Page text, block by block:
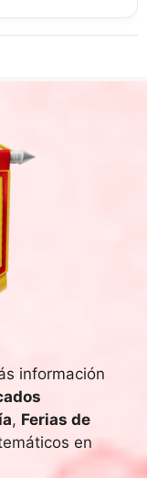
información
, Ferias de
en